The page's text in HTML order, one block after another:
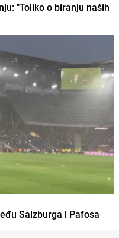
"Toliko o biranju naših
Salzburga i Pafosa